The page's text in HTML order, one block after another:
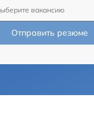
Отправить резюме